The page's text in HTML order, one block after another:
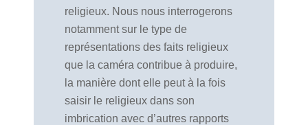
religieux. Nous nous interrogerons
notamment sur le type de
représentations des faits religieux
que la caméra contribue à produire,
la manière dont elle peut à la fois
saisir le religieux dans son
imbrication avec d’autres rapports